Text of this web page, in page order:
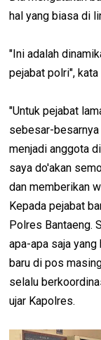
hal yang biasa di
"Ini adalah
pejabat polri",
"Untuk pejabat
sebesar-
menjadi anggota
saya do'akan
dan memberikan
Kepada pejabat
Polres Bantaeng.
apa-apa saja
baru di pos
selalu
ujar Kapolres.